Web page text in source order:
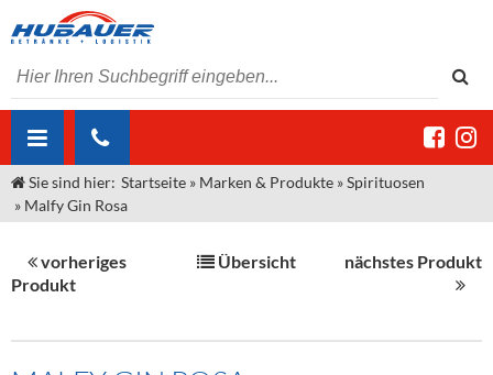
ÜBER UNS
Unser Liefergebiet
Kontakt
Angebote Gastronomie & Großhandel
MARKEN & PRODUKTE
Sirup
Kommisionskauf & Lieferbedingungen
Sie sind hier: Startseite » Marken & Produkte »Spirituosen
» Malfy Gin Rosa
vorheriges
Produkt
Übersicht nächstes Produkt